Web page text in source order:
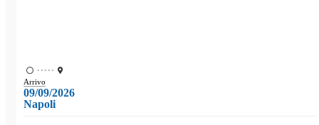
•••••
Arrivo
09/09/2026
Napoli